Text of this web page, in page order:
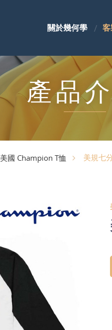
關於幾何學
產品
美國 Champion T恤 美規七